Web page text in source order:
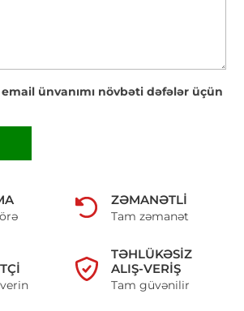
ünvanımı növbəti dəfələr üçün
ZƏMANƏTLI
Tam zəmanət
verin
TƏHLÜKƏSIZ
ALIŞ-VERIŞ
Tam güvənilir